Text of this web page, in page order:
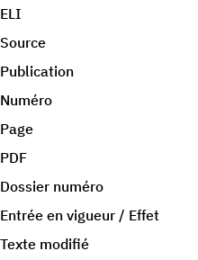
ELI
Source
Publication
Numéro
Page
PDF
Dossier numéro
Entrée en vigueur / Effet
Texte modifié